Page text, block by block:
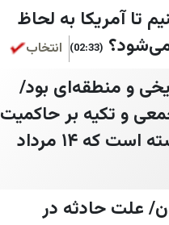
تا آمریکا به لحاظ
(02:33) انتخاب
و منطقه‌ای بود/
و تکیه بر حاکمیت
قانون/ در مقام پاسداشت نقش‌آفرینی بی‌بدیل تبریز برای ایران، شایسته است که ۱۴ مرداد
ـ اصفهان/ علت حادثه در